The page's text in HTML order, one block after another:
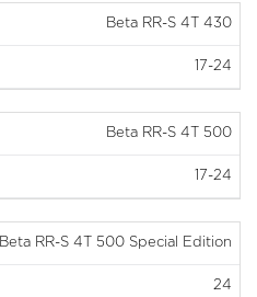
Beta RR-S 4T 430
17-24
Beta RR-S 4T 500
17-24
Beta RR-S 4T 500 Special Edition
24